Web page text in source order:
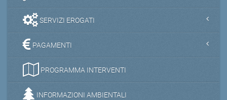
SERVIZI EROGATI
PAGAMENTI
PROGRAMMA INTERVENTI
INFORMAZIONI AMBIENTALI